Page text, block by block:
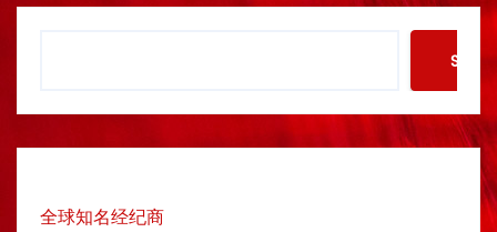
c
全球知名经纪商